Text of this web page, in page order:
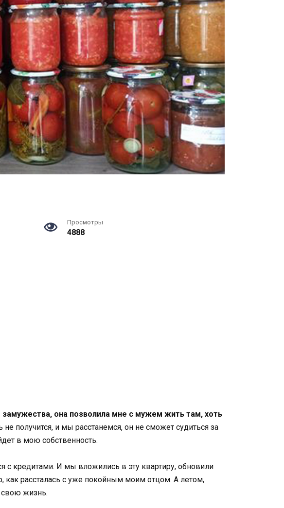
Просмотры
4888
она позволила мне с мужем жить там, хоть
получится, и мы расстанемся, он не сможет судиться за
в мою собственность.
с кредитами. И мы вложились в эту квартиру, обновили
как рассталась с уже покойным моим отцом. А летом,
свою жизнь.